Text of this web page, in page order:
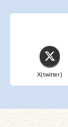
X(twitter)